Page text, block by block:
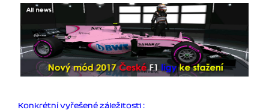
Konkrétní vyřešené záležitosti :